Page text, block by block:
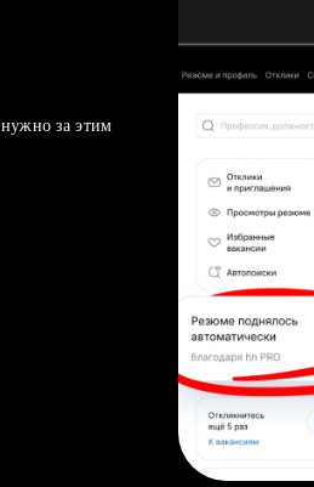
за этим